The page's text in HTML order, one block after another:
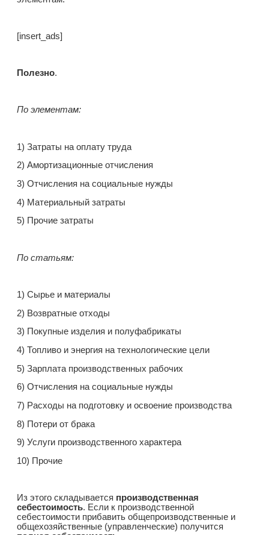
[insert_ads]
Полезно.
По элементам:
1) Затраты на оплату труда
2) Амортизационные отчисления
3) Отчисления на социальные нужды
4) Материальный затраты
5) Прочие затраты
По статьям:
1) Сырье и материалы
2) Возвратные отходы
3) Покупные изделия и полуфабрикаты
4) Топливо и энергия на технологические цели
5) Зарплата производственных рабочих
6) Отчисления на социальные нужды
7) Расходы на подготовку и освоение производства
8) Потери от брака
9) Услуги производственного характера
10) Прочие
Из этого складывается производственная
себестоимость. Если к производственной
себестоимости прибавить общепроизводственные и
общехозяйственные (управленческие) получится